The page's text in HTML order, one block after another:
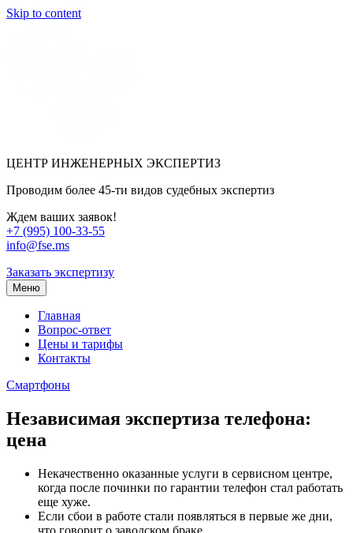
Skip to content
ЦЕНТР ИНЖЕНЕРНЫХ ЭКСПЕРТИЗ
Проводим более 45-ти видов судебных экспертиз
Ждем ваших заявок!
+7 (995) 100-33-55
info@fse.ms
Заказать экспертизу
Меню
Главная
Вопрос-ответ
Цены и тарифы
Контакты
Смартфоны
Независимая экспертиза телефона:
цена
Некачественно оказанные услуги в сервисном центре,
когда после починки по гарантии телефон стал работать
еще хуже.
Если сбои в работе стали появляться в первые же дни,
что говорит о заводском браке.